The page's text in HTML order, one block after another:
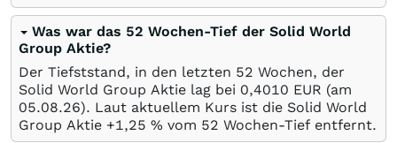
Was war das 52 Wochen-Tief der Solid World
Group Aktie?
Der Tiefststand, in den letzten 52 Wochen, der
Solid World Group Aktie lag bei 0,4010 EUR (am
05.08.26). Laut aktuellem Kurs ist die Solid World
Group Aktie +1,25 % vom 52 Wochen-Tief entfernt.